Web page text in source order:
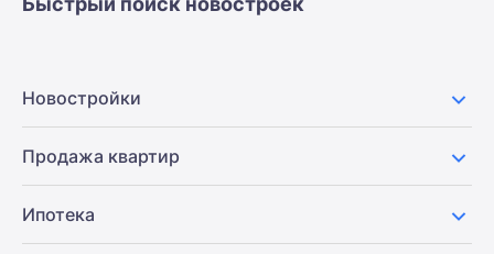
Новостройки
Продажа квартир
Ипотека